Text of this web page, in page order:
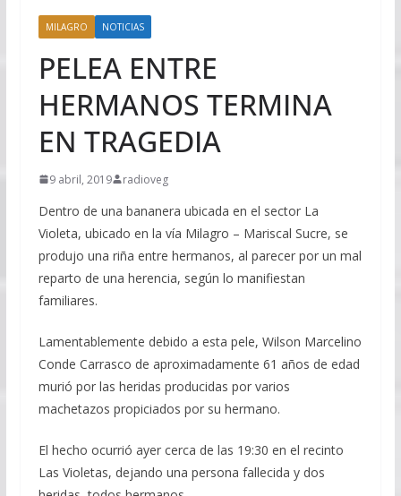
MILAGRO NOTICIAS
PELEA ENTRE
HERMANOS TERMINA
EN TRAGEDIA
9 abril, 2019 radioveg
Dentro de una bananera ubicada en el sector La
Violeta, ubicado en la vía Milagro – Mariscal Sucre, se
produjo una riña entre hermanos, al parecer por un mal
reparto de una herencia, según lo manifiestan
familiares.
Lamentablemente debido a esta pele, Wilson Marcelino
Conde Carrasco de aproximadamente 61 años de edad
murió por las heridas producidas por varios
machetazos propiciados por su hermano.
El hecho ocurrió ayer cerca de las 19:30 en el recinto
Las Violetas, dejando una persona fallecida y dos